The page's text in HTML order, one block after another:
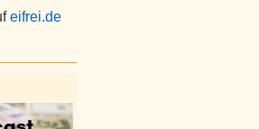
eifrei.de